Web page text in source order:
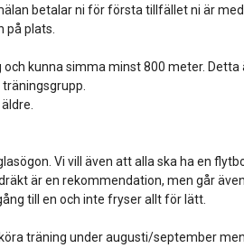
betalar ni för första tillfället ni är
på plats.
och kunna simma minst 800 meter. Detta
Vi vill även att alla ska ha en
är en rekommendation, men går
till en och inte fryser allt för lätt.
träning under augusti/september